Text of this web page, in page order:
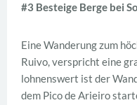
#3 Besteige Berge bei
Eine Wanderung zum
Ruivo, verspricht eine
lohnenswert ist der
dem Pico de Arieiro